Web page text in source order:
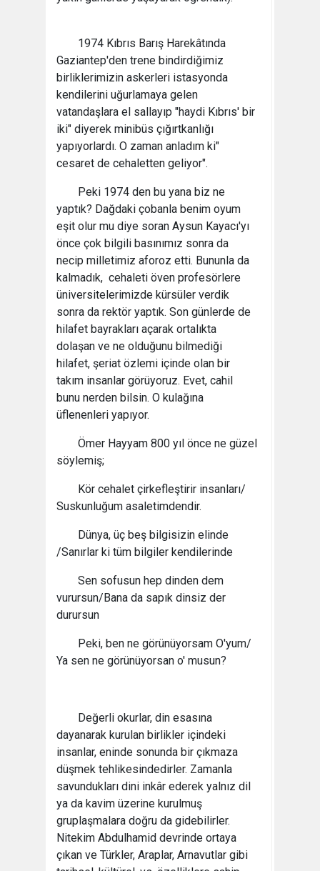
1974 Kıbrıs Barış Harekâtında
Gaziantep'den trene bindirdiğimiz
birliklerimizin askerleri istasyonda
kendilerini uğurlamaya gelen
vatandaşlara el sallayıp "haydi Kıbrıs' bir
iki" diyerek minibüs çığırtkanlığı
yapıyorlardı. O zaman anladım ki"
cesaret de cehaletten geliyor".
Peki 1974 den bu yana biz ne
yaptık? Dağdaki çobanla benim oyum
eşit olur mu diye soran Aysun Kayacı'yı
önce çok bilgili basınımız sonra da
necip milletimiz aforoz etti. Bununla da
kalmadık, cehaleti öven profesörlere
üniversitelerimizde kürsüler verdik
sonra da rektör yaptık. Son günlerde de
hilafet bayrakları açarak ortalıkta
dolaşan ve ne olduğunu bilmediği
hilafet, şeriat özlemi içinde olan bir
takım insanlar görüyoruz. Evet, cahil
bunu nerden bilsin. O kulağına
üflenenleri yapıyor.
Ömer Hayyam 800 yıl önce ne güzel
söylemiş;
Kör cehalet çirkefleştirir insanları/
Suskunluğum asaletimdendir.
Dünya, üç beş bilgisizin elinde
/Sanırlar ki tüm bilgiler kendilerinde
Sen sofusun hep dinden dem
vurursun/Bana da sapık dinsiz der
durursun
Peki, ben ne görünüyorsam O'yum/
Ya sen ne görünüyorsan o' musun?
Değerli okurlar, din esasına
dayanarak kurulan birlikler içindeki
insanlar, eninde sonunda bir çıkmaza
düşmek tehlikesindedirler. Zamanla
savundukları dini inkâr ederek yalnız dil
ya da kavim üzerine kurulmuş
gruplaşmalara doğru da gidebilirler.
Nitekim Abdulhamid devrinde ortaya
çıkan ve Türkler, Araplar, Arnavutlar gibi